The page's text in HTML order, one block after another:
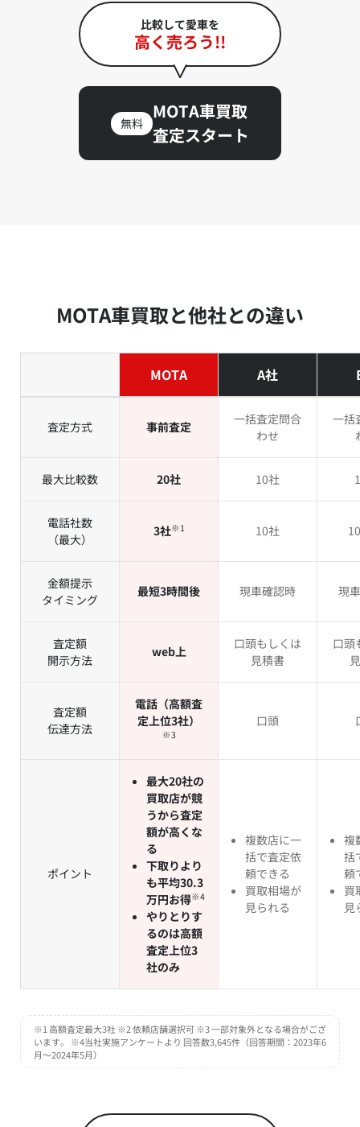
比較して愛車を
高く売ろう!!
無料
MOTA車買取
査定スタート
MOTA車買取と他社との違い
MOTA A社
査定方式 事前査定
一括査定問合
わせ
一括
最大比較数 20社 10社
電話社数
（最大）
3社※1 10社
金額提示
タイミング
最短3時間後 現車確認時 現
査定額
開示方法
web上
口頭もしくは
見積書
口頭
査定額
伝達方法
電話（高額査
定上位3社）
※3
口頭
ポイント
最大20社の
買取店が競
うから査定
額が高くな
る
下取りより
も平均30.3
万円お得※4
やりとりす
るのは高額
査定上位3
社のみ
複数店に一
括で査定依
頼できる
買取相場が
見られる
複
括
頼
買
見
※1 高額査定最大3社 ※2 依頼店舗選択可 ※3 一部対象外となる場合がござ
います。 ※4当社実施アンケートより 回答数3,645件（回答期間：2023年6
月～2024年5月）